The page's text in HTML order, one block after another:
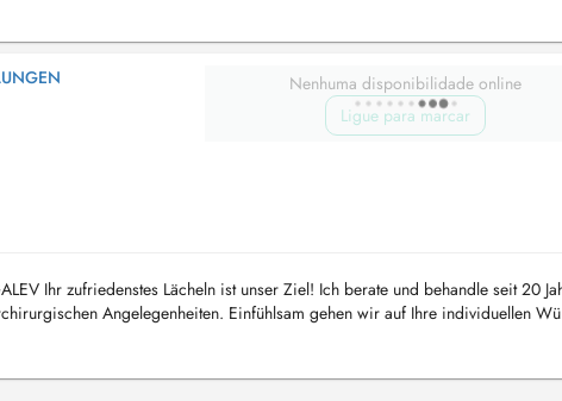
Nenhuma disponibilidade online
Ligue para marcar
Ihr zufriedenstes Lächeln ist unser Ziel! Ich berate und behandle seit 20
Angelegenheiten. Einfühlsam gehen wir auf Ihre individuellen